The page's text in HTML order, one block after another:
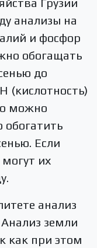
анализы на
и фосфор
обогащать
до
(кислотность)
можно
обогатить
Если
могут их
анализ
земли
как при этом